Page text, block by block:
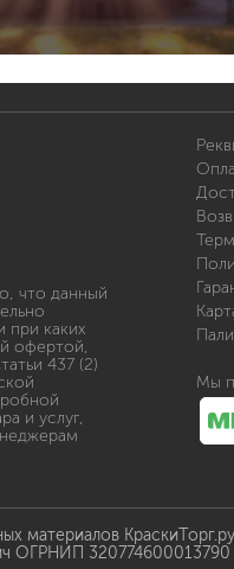
что данный
при каких
офертой,
437 (2)
и услуг,
Мы
материалов
ОГРНИП